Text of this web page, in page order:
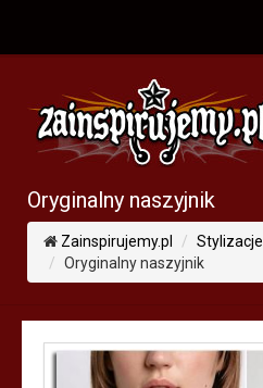
Oryginalny naszyjnik
Zainspirujemy.pl Stylizacje
Oryginalny naszyjnik